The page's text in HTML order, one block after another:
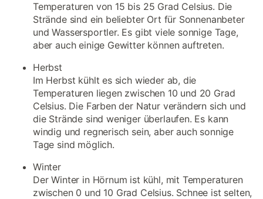
Temperaturen von 15 bis 25 Grad Celsius. Die
Strände sind ein beliebter Ort für Sonnenanbeter
und Wassersportler. Es gibt viele sonnige Tage,
aber auch einige Gewitter können auftreten.
Herbst
Im Herbst kühlt es sich wieder ab, die
Temperaturen liegen zwischen 10 und 20 Grad
Celsius. Die Farben der Natur verändern sich und
die Strände sind weniger überlaufen. Es kann
windig und regnerisch sein, aber auch sonnige
Tage sind möglich.
Winter
Der Winter in Hörnum ist kühl, mit Temperaturen
zwischen 0 und 10 Grad Celsius. Schnee ist selten,